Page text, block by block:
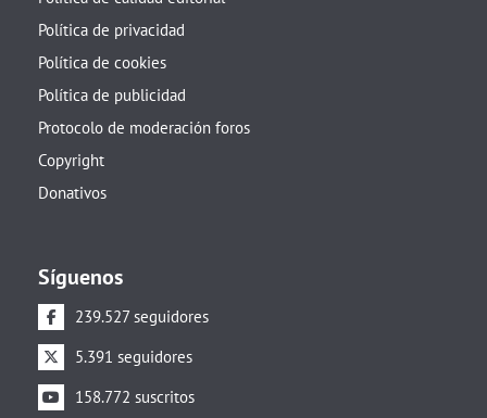
Política de privacidad
Política de cookies
Política de publicidad
Protocolo de moderación foros
Copyright
Donativos
Síguenos
239.527 seguidores
5.391 seguidores
158.772 suscritos